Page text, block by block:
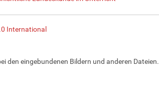
International
den eingebundenen Bildern und anderen Dateien.